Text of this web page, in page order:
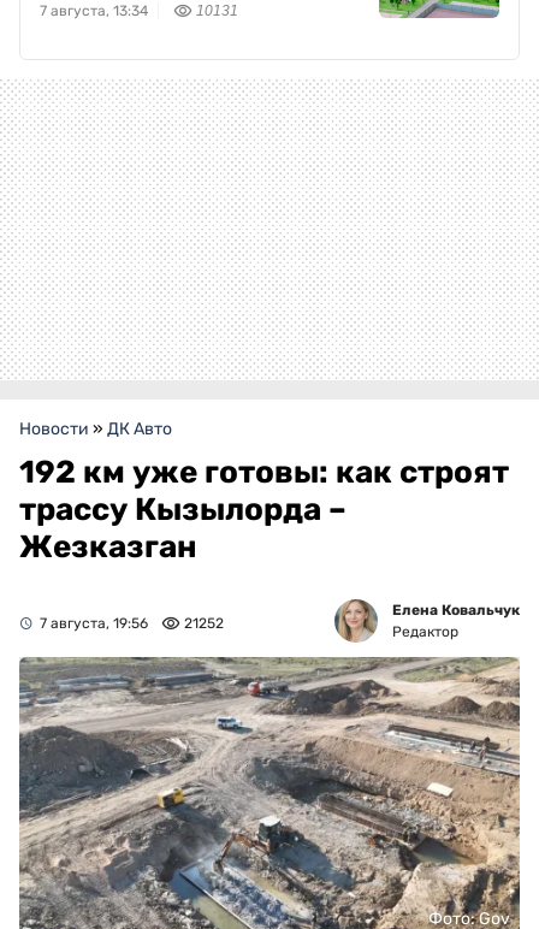
7 августа, 13:34 10131
Новости » ДК Авто
192 км уже готовы: как строят
трассу Кызылорда –
Жезказган
7 августа, 19:56 21252
Елена Ковальчук
Редактор
Фото: Gov